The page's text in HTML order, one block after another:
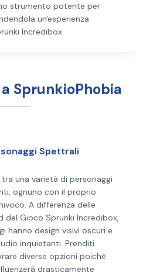
strumento potente per
un'esperienza
Incredibox.
SprunkioPhobia
Spettrali
una varietà di personaggi
ognuno con il proprio
A differenza delle
del Gioco Sprunki Incredibox,
hanno design visivi oscuri e
inquietanti. Prenditi
diverse opzioni poiché
drasticamente